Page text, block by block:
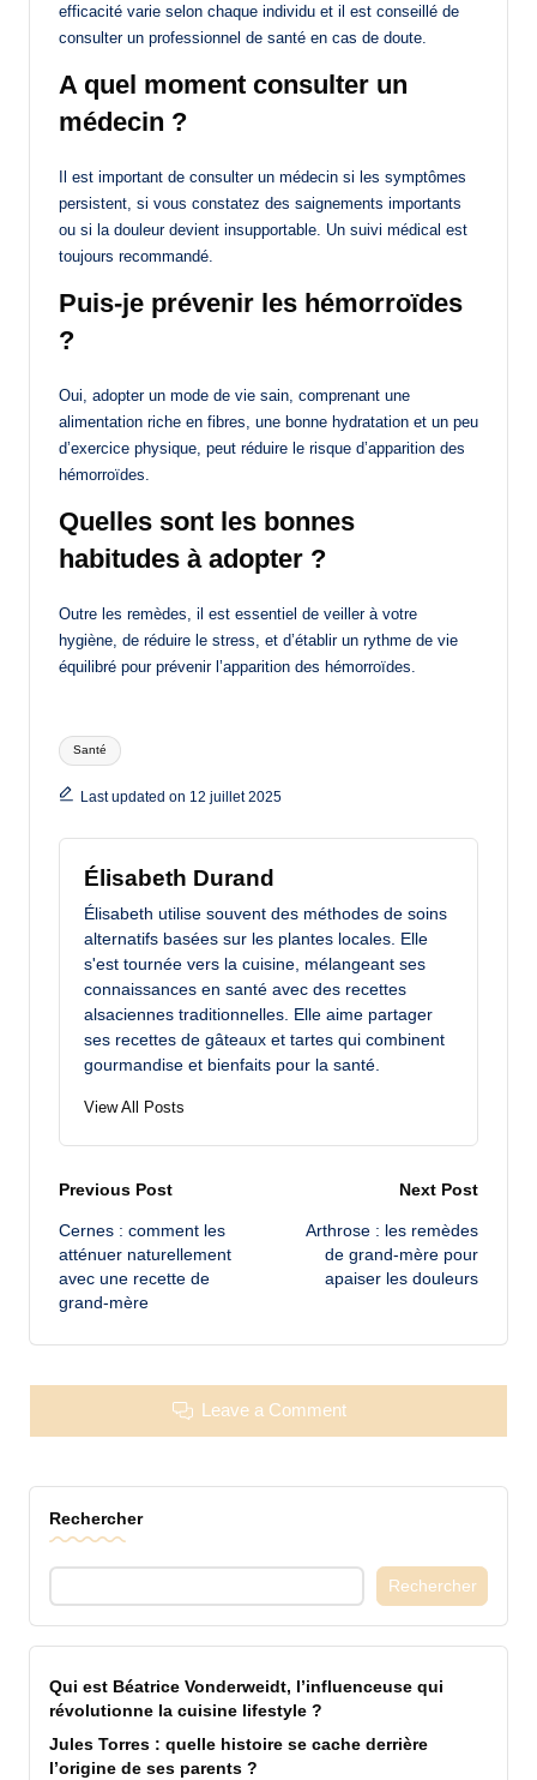
efficacité varie selon chaque individu et il est conseillé de
consulter un professionnel de santé en cas de doute.
A quel moment consulter un
médecin ?
Il est important de consulter un médecin si les symptômes
persistent, si vous constatez des saignements importants
ou si la douleur devient insupportable. Un suivi médical est
toujours recommandé.
Puis-je prévenir les hémorroïdes
?
Oui, adopter un mode de vie sain, comprenant une
alimentation riche en fibres, une bonne hydratation et un peu
d’exercice physique, peut réduire le risque d’apparition des
hémorroïdes.
Quelles sont les bonnes
habitudes à adopter ?
Outre les remèdes, il est essentiel de veiller à votre
hygiène, de réduire le stress, et d’établir un rythme de vie
équilibré pour prévenir l’apparition des hémorroïdes.
Tags:
Santé
Last updated on 12 juillet 2025
Élisabeth Durand
Élisabeth utilise souvent des méthodes de soins
alternatifs basées sur les plantes locales. Elle
s'est tournée vers la cuisine, mélangeant ses
connaissances en santé avec des recettes
alsaciennes traditionnelles. Elle aime partager
ses recettes de gâteaux et tartes qui combinent
gourmandise et bienfaits pour la santé.
View All Posts
Post
navigation
Previous Post
Cernes : comment les
atténuer naturellement
avec une recette de
grand-mère
Next Post
Arthrose : les remèdes
de grand-mère pour
apaiser les douleurs
Leave a Comment
Rechercher
Rechercher
Qui est Béatrice Vonderweidt, l’influenceuse qui
révolutionne la cuisine lifestyle ?
Jules Torres : quelle histoire se cache derrière
l’origine de ses parents ?